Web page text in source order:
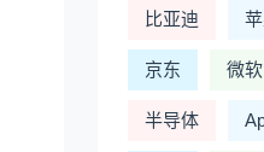
比亚迪
京东 微软
半导体